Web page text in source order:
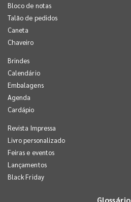
Bloco de notas
Talão de pedidos
Caneta
Chaveiro
Brindes
Calendário
Embalagens
Agenda
Cardápio
Revista Impressa
Livro personalizado
Feiras e eventos
Lançamentos
Black Friday
Glossário